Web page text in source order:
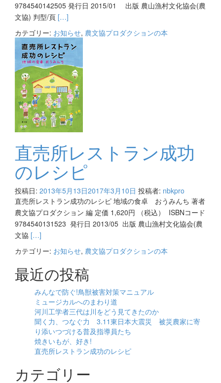
9784540142505 発行日 2015/01 出版 農山漁村文化協会(農
文協) 判型/頁 Read
more
about
焼
き
い
も
が、
好
き!
[…]
カテゴリー: お知らせ, 農文協プロダクションの本
直売所レストラン成功
のレシピ
投稿日: 2013年5月13日2017年3月10日 投稿者: nbkpro
直売所レストラン成功のレシピ 地域の食卓 おうみんち 著者
農文協プロダクション 編 定価 1,620円 （税込） ISBNコード
9784540131523 発行日 2013/05 出版 農山漁村文化協会(農
文協 Read
more
about
直
売
所
レ
ス
ト
ラ
ン
功
[…]
カテゴリー: お知らせ, 農文協プロダクションの本
最近の投稿
みんなで防ぐ!鳥獣被害対策マニュアル
ミュージカルへのまわり道
河川工学者三代は川をどう見てきたのか
聞く力、つなぐ力 3.11東日本大震災 被災農家に寄
り添いつづける普及指導員たち
焼きいもが、好き!
直売所レストラン成功のレシピ
カテゴリー